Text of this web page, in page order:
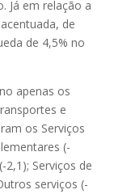
Já em relação a
de
de 4,5% no
apenas os
e
os Serviços
(-
2,1); Serviços de
serviços (-